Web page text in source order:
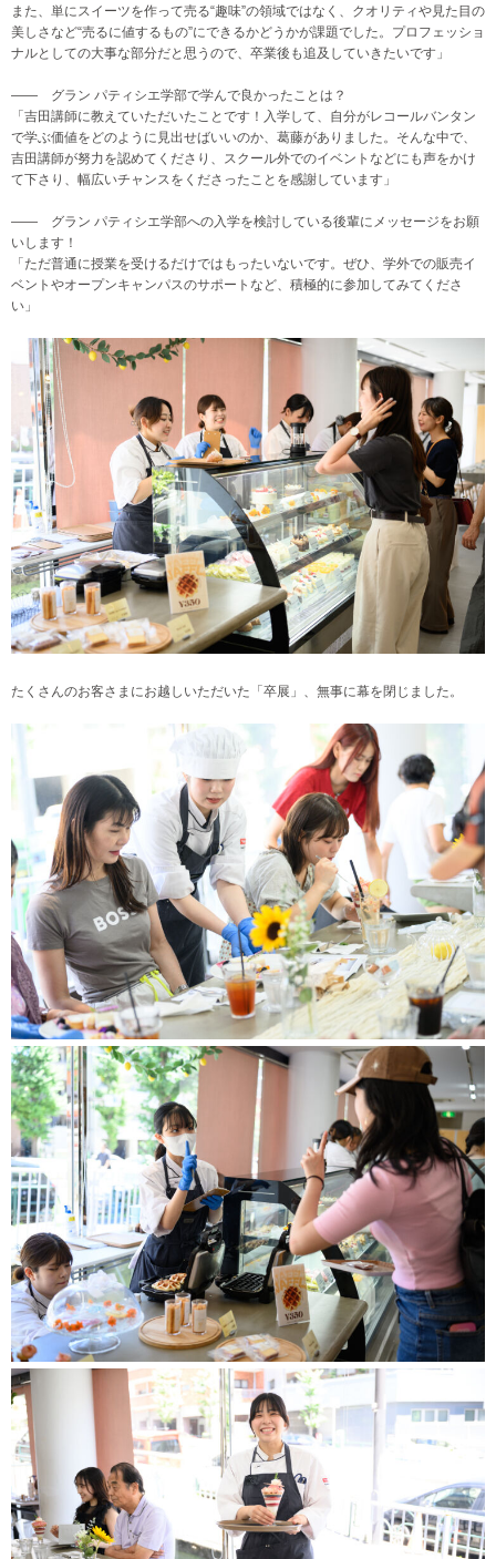
また、単にスイーツを作って売る“趣味”の領域ではなく、クオリティや見た目の
美しさなど“売るに値するもの”にできるかどうかが課題でした。プロフェッショ
ナルとしての大事な部分だと思うので、卒業後も追及していきたいです」
―― グラン パティシエ学部で学んで良かったことは？
「吉田講師に教えていただいたことです！入学して、自分がレコールバンタン
で学ぶ価値をどのように見出せばいいのか、葛藤がありました。そんな中で、
吉田講師が努力を認めてくださり、スクール外でのイベントなどにも声をかけ
て下さり、幅広いチャンスをくださったことを感謝しています」
―― グラン パティシエ学部への入学を検討している後輩にメッセージをお願
いします！
「ただ普通に授業を受けるだけではもったいないです。ぜひ、学外での販売イ
ベントやオープンキャンパスのサポートなど、積極的に参加してみてくださ
い」
たくさんのお客さまにお越しいただいた「卒展」、無事に幕を閉じました。